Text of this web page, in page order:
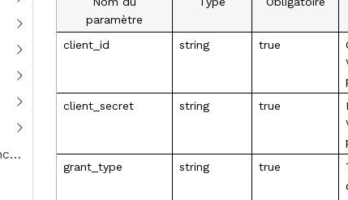
Tableau de correspondance des codes d'erreur
paramètre
client_id string true
client_secret
string true
grant_type
string true